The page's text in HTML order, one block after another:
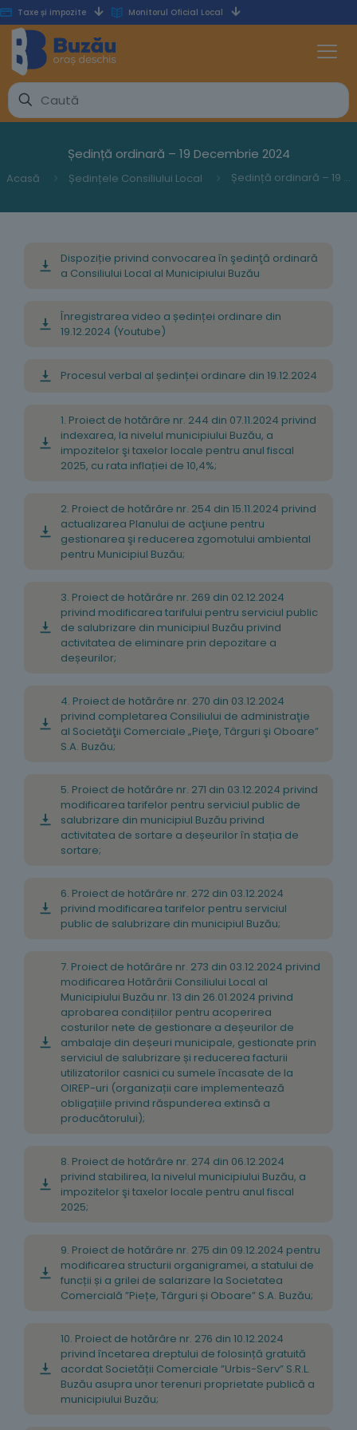
Taxe și impozite Monitorul Oficial Local
Ședință ordinară – 19 Decembrie 2024
Acasă Ședințele Consiliului Local Ședință ordinară – 19 Decembrie 2024
Dispoziție privind convocarea în şedinţă ordinară
a Consiliului Local al Municipiului Buzău
Înregistrarea video a ședinței ordinare din
19.12.2024 (Youtube)
Procesul verbal al ședinței ordinare din 19.12.2024
1. Proiect de hotărâre nr. 244 din 07.11.2024 privind
indexarea, la nivelul municipiului Buzău, a
impozitelor şi taxelor locale pentru anul fiscal
2025, cu rata inflației de 10,4%;
2. Proiect de hotărâre nr. 254 din 15.11.2024 privind
actualizarea Planului de acţiune pentru
gestionarea şi reducerea zgomotului ambiental
pentru Municipiul Buzău;
3. Proiect de hotărâre nr. 269 din 02.12.2024
privind modificarea tarifului pentru serviciul public
de salubrizare din municipiul Buzău privind
activitatea de eliminare prin depozitare a
deșeurilor;
4. Proiect de hotărâre nr. 270 din 03.12.2024
privind completarea Consiliului de administraţie
al Societăţii Comerciale „Pieţe, Târguri şi Oboare”
S.A. Buzău;
5. Proiect de hotărâre nr. 271 din 03.12.2024 privind
modificarea tarifelor pentru serviciul public de
salubrizare din municipiul Buzău privind
activitatea de sortare a deșeurilor în stația de
sortare;
6. Proiect de hotărâre nr. 272 din 03.12.2024
privind modificarea tarifelor pentru serviciul
public de salubrizare din municipiul Buzău;
7. Proiect de hotărâre nr. 273 din 03.12.2024 privind
modificarea Hotărârii Consiliului Local al
Municipiului Buzău nr. 13 din 26.01.2024 privind
aprobarea condițiilor pentru acoperirea
costurilor nete de gestionare a deșeurilor de
ambalaje din deșeuri municipale, gestionate prin
serviciul de salubrizare și reducerea facturii
utilizatorilor casnici cu sumele încasate de la
OIREP-uri (organizații care implementează
obligațiile privind răspunderea extinsă a
producătorului);
8. Proiect de hotărâre nr. 274 din 06.12.2024
privind stabilirea, la nivelul municipiului Buzău, a
impozitelor şi taxelor locale pentru anul fiscal
2025;
9. Proiect de hotărâre nr. 275 din 09.12.2024 pentru
modificarea structurii organigramei, a statului de
funcții și a grilei de salarizare la Societatea
Comercială ”Piețe, Târguri și Oboare” S.A. Buzău;
10. Proiect de hotărâre nr. 276 din 10.12.2024
privind încetarea dreptului de folosință gratuită
acordat Societății Comerciale ”Urbis-Serv” S.R.L.
Buzău asupra unor terenuri proprietate publică a
municipiului Buzău;